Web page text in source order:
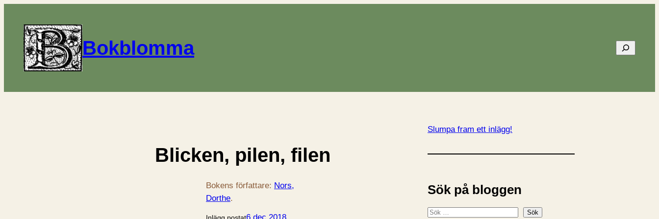
Bokblomma Sök
Blicken, pilen, filen
Bokens författare: Nors,
Dorthe.
Inlägg postat6 dec 2018
Slumpa fram ett inlägg!
Sök på bloggen
S
Sök